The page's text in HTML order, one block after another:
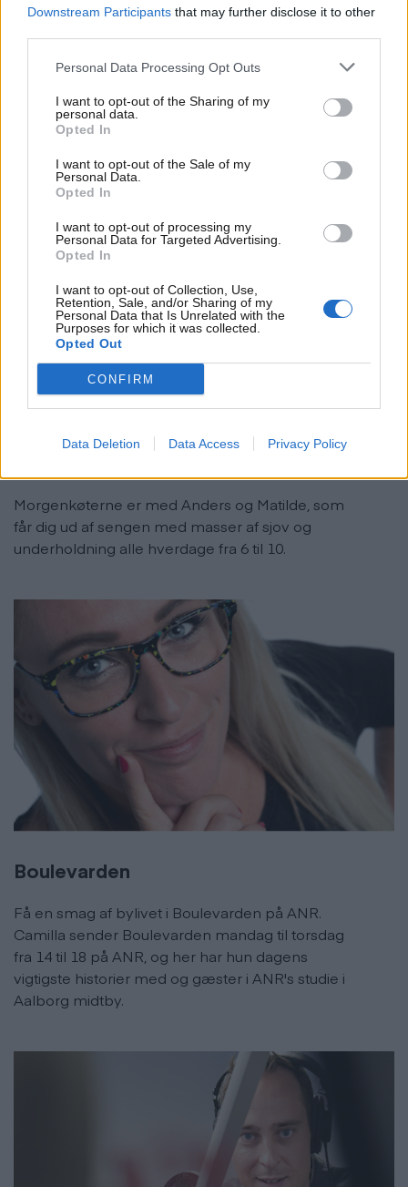
Downstream Participants that may further disclose it to other
Personal Data Processing Opt Outs
I want to opt-out of the Sharing of my
personal data.
Opted In
I want to opt-out of the Sale of my
Personal Data.
Opted In
I want to opt-out of processing my
Personal Data for Targeted Advertising.
Opted In
I want to opt-out of Collection, Use,
Retention, Sale, and/or Sharing of my
Personal Data that Is Unrelated with the
Purposes for which it was collected.
Opted Out
CONFIRM
Data Deletion Data Access Privacy Policy
ANR
Her er et udvalg af vores formater
Morgenkøterne er med Anders og Matilde, som
får dig ud af sengen med masser af sjov og
underholdning alle hverdage fra 6 til 10.
Boulevarden
Få en smag af bylivet i Boulevarden på ANR.
Camilla sender Boulevarden mandag til torsdag
fra 14 til 18 på ANR, og her har hun dagens
vigtigste historier med og gæster i ANR's studie i
Aalborg midtby.